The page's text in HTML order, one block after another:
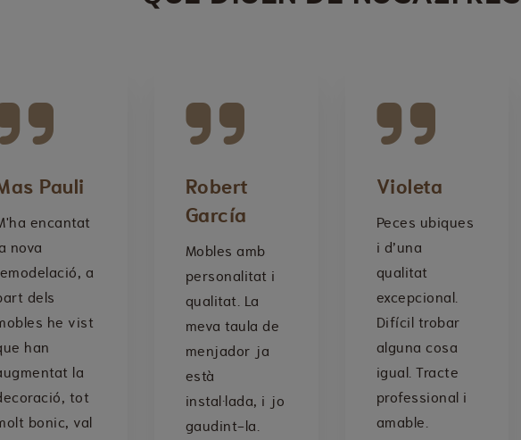
Pauli
encantat
nova
a
dels
he vist
han
la
tot
bonic, val
Robert
García
Mobles amb
personalitat i
qualitat. La
meva taula de
menjador ja
està
instal·lada, i jo
gaudint-la.
Violeta
Peces ubiques
i d’una
qualitat
excepcional.
Difícil trobar
alguna cosa
igual. Tracte
professional i
amable.